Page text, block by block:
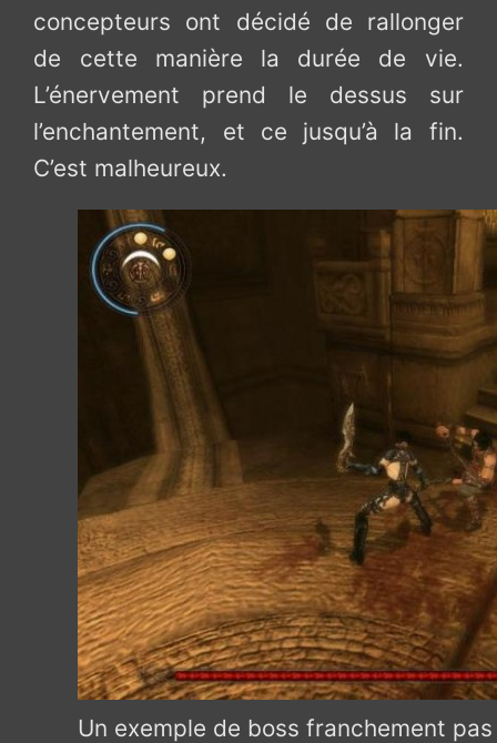
concepteurs ont décidé de rallonger
de cette manière la durée de vie.
L’énervement prend le dessus sur
l’enchantement, et ce jusqu’à la fin.
C’est malheureux.
Un exemple de boss franchement